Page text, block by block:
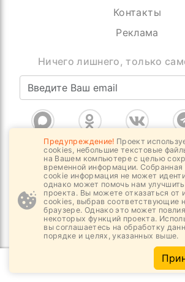
Контакты
Реклама
Присоединяйтесь, нас уже
Обратная связь
Цифровое интернет издание
Дискуссионно -
площадка. Новости и
независимых и зависимых
связанные с важнейшей
Предупреждение! Проект
cookies, небольшие текстовые
на Вашем компьютере с целью
временной информации.
cookie информация не может
однако может помочь нам
проекта. Вы можете отказаться от
cookies, выбрав соответствующие
браузере. Однако это может
некоторых функций проекта.
вы соглашаетесь на обработку
порядке и целях, указанных выше.